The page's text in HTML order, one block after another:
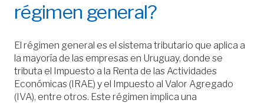
régimen general?
El régimen general es el sistema tributario que aplica a
la mayoría de las empresas en Uruguay, donde se
tributa el Impuesto a la Renta de las Actividades
Económicas (IRAE) y el Impuesto al Valor Agregado
(IVA), entre otros. Este régimen implica una